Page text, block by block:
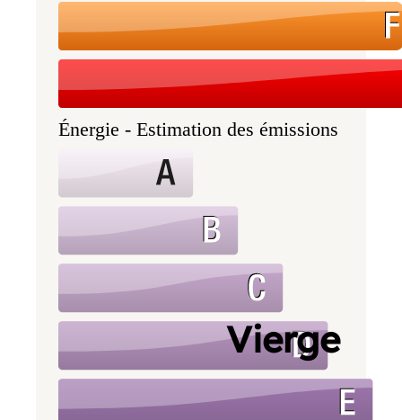
Énergie - Estimation des émissions
Vierge